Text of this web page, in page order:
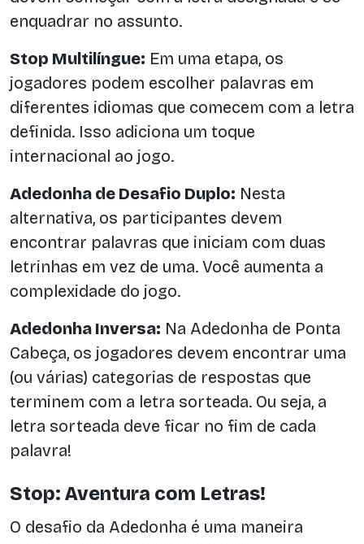
enquadrar no assunto.
Stop Multilíngue: Em uma etapa, os
jogadores podem escolher palavras em
diferentes idiomas que comecem com a letra
definida. Isso adiciona um toque
internacional ao jogo.
Adedonha de Desafio Duplo: Nesta
alternativa, os participantes devem
encontrar palavras que iniciam com duas
letrinhas em vez de uma. Você aumenta a
complexidade do jogo.
Adedonha Inversa: Na Adedonha de Ponta
Cabeça, os jogadores devem encontrar uma
(ou várias) categorias de respostas que
terminem com a letra sorteada. Ou seja, a
letra sorteada deve ficar no fim de cada
palavra!
Stop: Aventura com Letras!
O desafio da Adedonha é uma maneira